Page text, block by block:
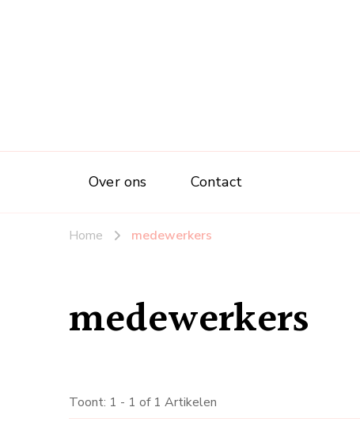
Over ons Contact
Home medewerkers
medewerkers
Toont: 1 - 1 of 1 Artikelen